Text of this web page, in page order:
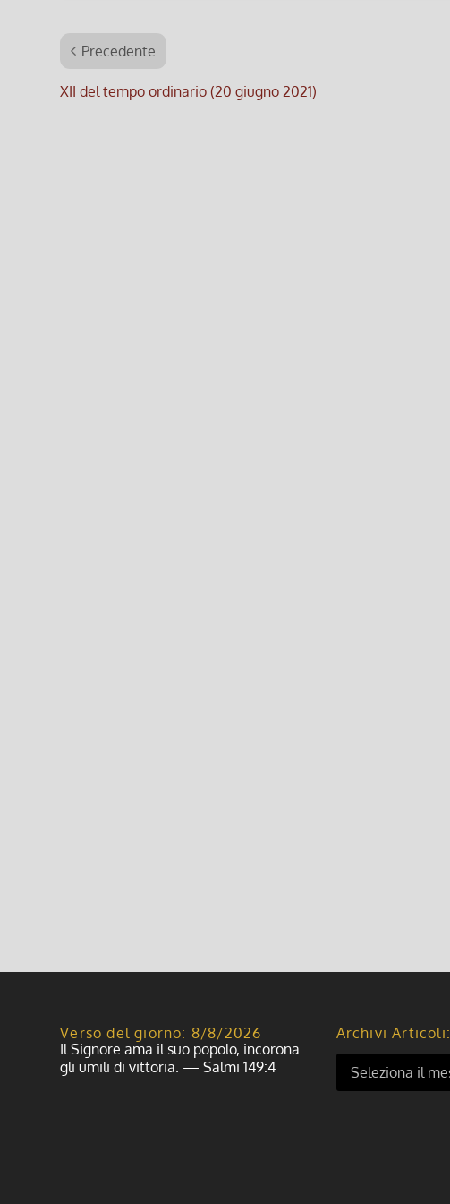
Precedente
XII del tempo ordinario (20 giugno 2021)
Verso del giorno: 8/8/2026
Il Signore ama il suo popolo, incorona
gli umili di vittoria. — Salmi 149:4
Archivi Articoli: